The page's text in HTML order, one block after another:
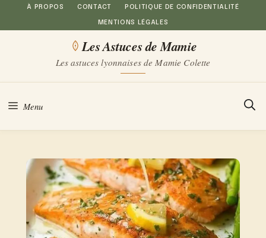
Aller
au
À PROPOS CONTACT POLITIQUE DE CONFIDENTIALITÉ
MENTIONS LÉGALES
Les Astuces de Mamie
Les astuces lyonnaises de Mamie Colette
Menu